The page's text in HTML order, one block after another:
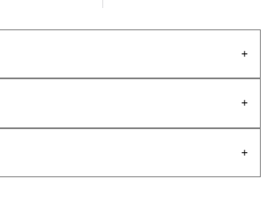
+
+
+